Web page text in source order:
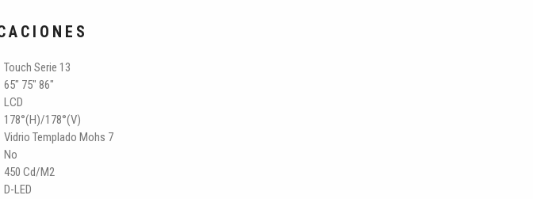
Touch Serie 13
65" 75" 86"
LCD
178°(H)/178°(V)
Vidrio Templado Mohs 7
No
450 Cd/m2
D-LED